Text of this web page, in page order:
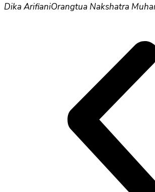
Dika ArifianiOrangtua Nakshatra